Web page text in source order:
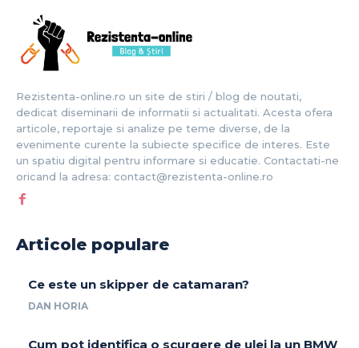
Rezistenta-online.ro un site de stiri / blog de noutati,
dedicat diseminarii de informatii si actualitati. Acesta ofera
articole, reportaje si analize pe teme diverse, de la
evenimente curente la subiecte specifice de interes. Este
un spatiu digital pentru informare si educatie. Contactati-ne
oricand la adresa: contact@rezistenta-online.ro
Articole populare
Ce este un skipper de catamaran?
DAN HORIA
Cum pot identifica o scurgere de ulei la un BMW